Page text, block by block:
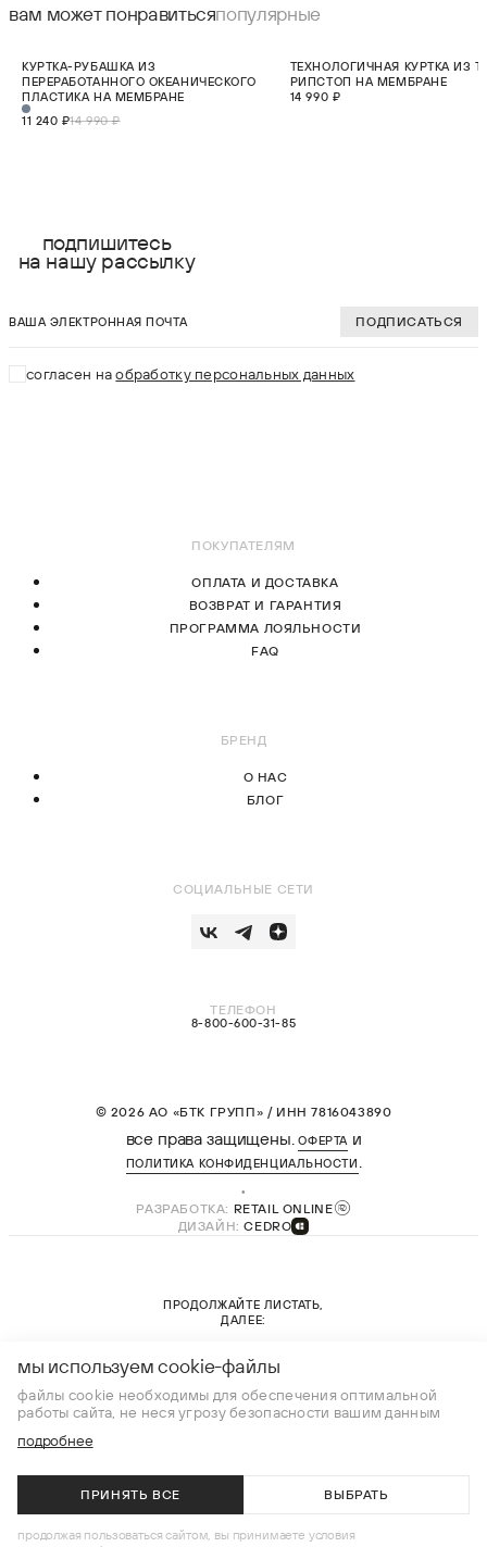
В КОРЗИНУ
вам может понравитьсяпопулярные
НОВИНКА
M
КУРТКА-РУБАШКА ИЗ
ПЕРЕРАБОТАННОГО ОКЕАНИЧЕСКОГО
ПЛАСТИКА НА МЕМБРАНЕ
11 240 ₽14 990 ₽
ТЕХНОЛОГИЧНАЯ КУРТКА ИЗ
РИПСТОП НА МЕМБРАНЕ
14 990 ₽
подпишитесь
на нашу рассылку
ПОДПИСАТЬСЯ
согласен наобработку персональных данных
СОЦИАЛЬНЫЕ СЕТИ
ТЕЛЕФОН
8-800-600-31-85
ПОКУПАТЕЛЯМ
ОПЛАТА И ДОСТАВКА
ВОЗВРАТ И ГАРАНТИЯ
ПРОГРАММА ЛОЯЛЬНОСТИ
FAQ
БРЕНД
О НАС
БЛОГ
© 2026 АО «БТК ГРУПП» / ИНН 7816043890
все права защищены.ОФЕРТАи
ПОЛИТИКА КОНФИДЕНЦИАЛЬНОСТИ .
РАЗРАБОТКА: RETAIL ONLINE
ДИЗАЙН:CEDRO
ПРОДОЛЖАЙТЕ ЛИСТАТЬ,
ДАЛЕЕ:
новая коллекция
мы используем cookie-файлы
файлы cookie необходимы для обеспечения оптимальной
работы сайта, не неся угрозу безопасности вашим данным
подробнее
ПРИНЯТЬ ВСЕ ВЫБРАТЬ
продолжая пользоваться сайтом, вы принимаете условия